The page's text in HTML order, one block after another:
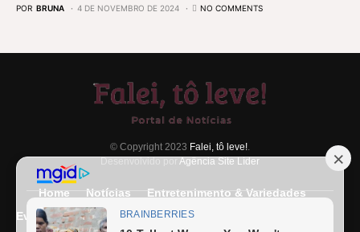
POR BRUNA 4 DE NOVEMBRO DE 2024 NO COMMENTS
© Copyright 2023 Falei, tô leve!.
Desenvolvido por Agência Site Líder
Home Notícias
Entretenimento & Variedades
Eventos
Entrevista Últimas Notícias